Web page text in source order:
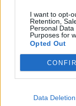
I want to opt-
Retention,
Personal
Purposes for
Opted Out
Data Deletion
✨ Nimikone